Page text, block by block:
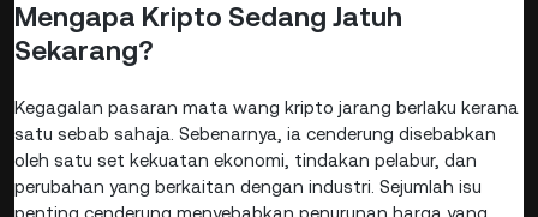
Mengapa Kripto Sedang Jatuh
Sekarang?
Kegagalan pasaran mata wang kripto jarang berlaku kerana
satu sebab sahaja. Sebenarnya, ia cenderung disebabkan
oleh satu set kekuatan ekonomi, tindakan pelabur, dan
perubahan yang berkaitan dengan industri. Sejumlah isu
penting cenderung menyebabkan penurunan harga yang